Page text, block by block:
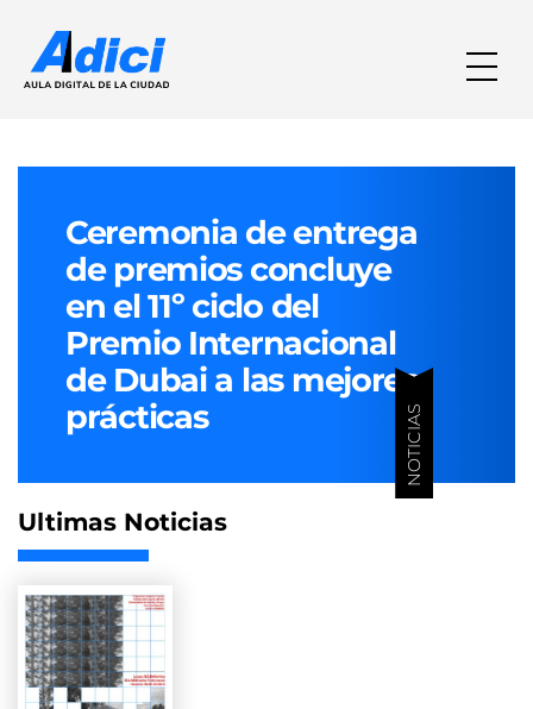
Ceremonia de entrega
de premios concluye
en el 11º ciclo del
Premio Internacional
de Dubai a las mejores
prácticas
NOTICIAS
Ultimas Noticias